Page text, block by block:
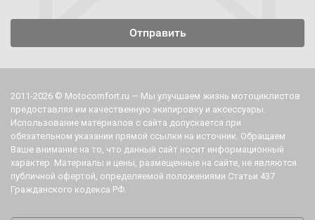
2011-2026 © Motocomfort.ru — Мы улучшаем жизнь мотоциклистов
предоставляя им качественную экипировку и аксессуары.
Использование материалов с сайта допускается при
обязательном указании прямой ссылки на источник. Обращаем
Ваше внимание на то, что данный сайт носит информационный
характер. Материалы и цены, размещенные на сайте, не являются
публичной офертой, определяемой положениями Статьи 437
Гражданского кодекса РФ.